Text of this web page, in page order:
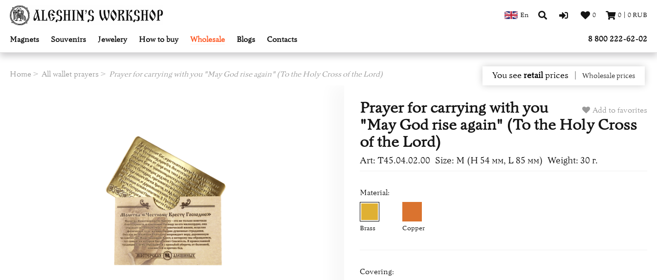
Magnets Souvenirs Jewelery How to buy Wholesale Blogs Contacts
En 0 0 0 RUB
8 800 222-62-02
Home All wallet prayers Prayer for carrying with you "May God rise again" (To the Holy Cross of the Lord) You seeretailprices Wholesale prices
Add to favorites
Prayer for carrying with you
"May God rise again" (To the Holy Cross
of the Lord)
Art: Т45.04.02.00 Size: M (H 54 мм, L 85 мм) Weight: 30 г.
Material:
Brass Copper
Covering: